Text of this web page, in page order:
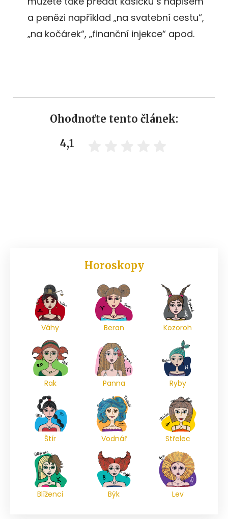
a penězi například „na svatební cestu“,
„na kočárek“, „finanční injekce“ apod.
Ohodnoťte tento článek:
4,1
Horoskopy
Váhy Beran Kozoroh
Rak Panna Ryby
Štír Vodnář Střelec
Blíženci Býk Lev